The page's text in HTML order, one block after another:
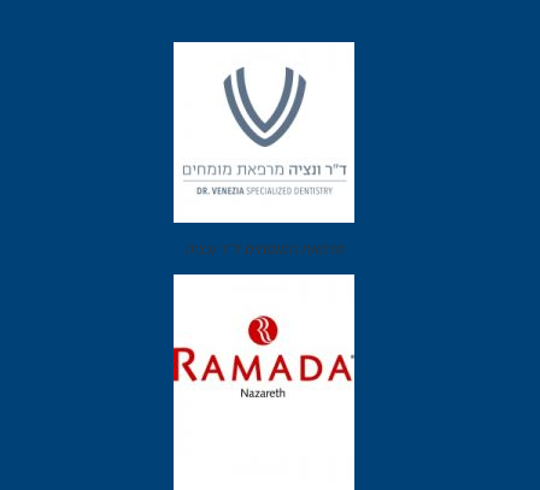
מרפאת המומחים ד"ר ונציה